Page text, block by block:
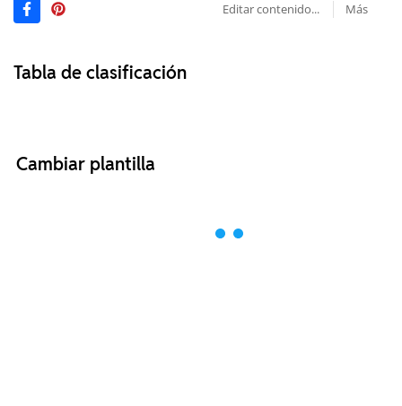
Editar contenido...
Más
Tabla de clasificación
Cambiar plantilla